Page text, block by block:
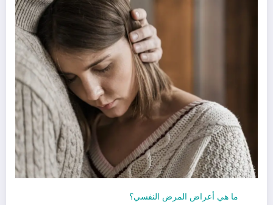
ما هي أعراض المرض النفسي؟